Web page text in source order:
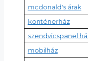
mcdonald's árak
konténerház
szendvicspanel
mobilház